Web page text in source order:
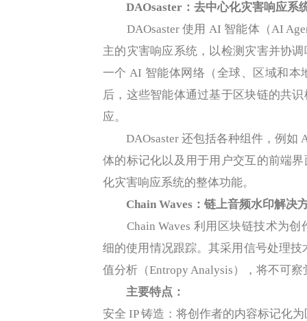
DAOsaster：去中心化灾害响应系
DAOsaster 使用 AI 智能体（AI
主的灾害响应系统，以检测灾害并协
一个 AI 智能体网络（全球、区域和
后，这些智能体通过基于区块链的共
应。
DAOsaster 还包括各种组件，例如
体的标记化以及用于用户交互的前端
化灾害响应系统的整体功能。
Chain Waves：链上音频水印解决
Chain Waves 利用区块链技术为创
细的使用情况跟踪。其采用信号处理技
值分析（Entropy Analysis），将不可
主要特点：
安全 IP 铸造：将创作者的内容标记化